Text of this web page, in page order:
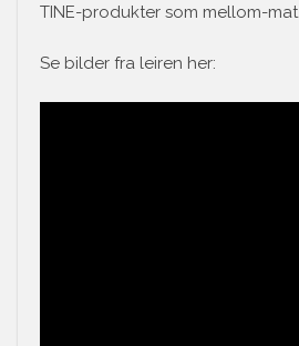
TINE-produkter som mellom-mat.
Se bilder fra leiren her: